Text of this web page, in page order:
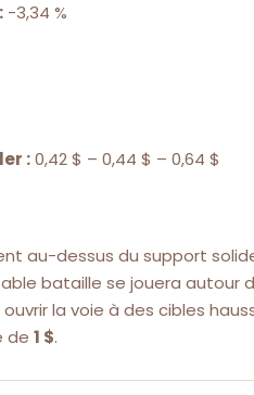
-3,34 %
:0,42 $ – 0,44 $ – 0,64 $
au-dessus du support
bataille se jouera autour
la voie à des cibles
de 1 $.